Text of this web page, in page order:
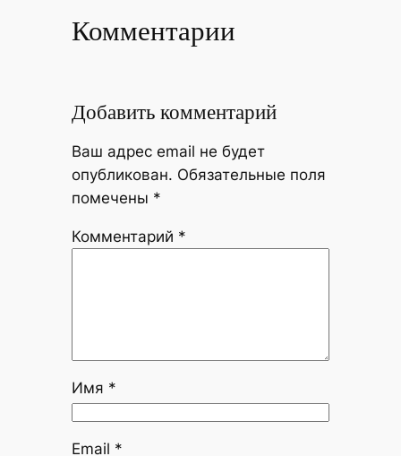
Комментарии
Добавить комментарий
Ваш адрес email не будет
опубликован. Обязательные поля
помечены *
Комментарий *
Имя *
Email *